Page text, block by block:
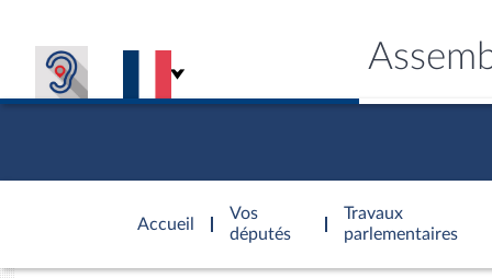
Accueil
d'accueil
Vos
députés
Travaux
parlementaires